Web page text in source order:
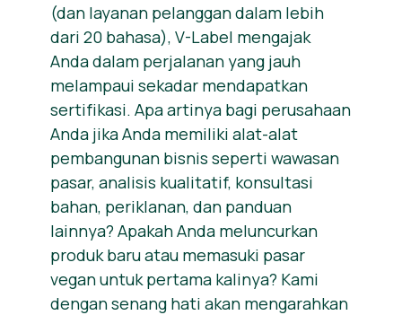
(dan layanan pelanggan dalam lebih
dari 20 bahasa), V-Label mengajak
Anda dalam perjalanan yang jauh
melampaui sekadar mendapatkan
sertifikasi. Apa artinya bagi perusahaan
Anda jika Anda memiliki alat-alat
pembangunan bisnis seperti wawasan
pasar, analisis kualitatif, konsultasi
bahan, periklanan, dan panduan
lainnya? Apakah Anda meluncurkan
produk baru atau memasuki pasar
vegan untuk pertama kalinya? Kami
dengan senang hati akan mengarahkan